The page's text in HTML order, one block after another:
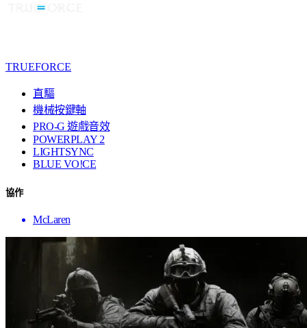
TRUEFORCE
直驅
機械按鍵軸
PRO-G 遊戲音效
POWERPLAY 2
LIGHTSYNC
BLUE VO!CE
協作
McLaren